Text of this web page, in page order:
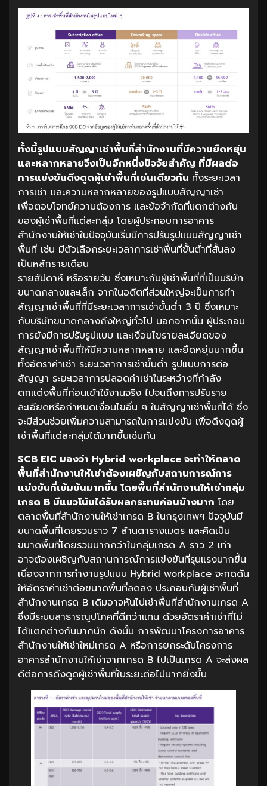
ทั้งนี้รูปแบบสัญญาเช่าพื้นที่สำนักงานที่มีความยืดหยุ่น
และหลากหลายจึงเป็นอีกหนึ่งปัจจัยสำคัญ ที่มีผลต่อ
การแข่งขันดึงดูดผู้เช่าพื้นที่เช่นเดียวกัน ทั้งระยะเวลา
การเช่า และความหลากหลายของรูปแบบสัญญาเช่า
เพื่อตอบโจทย์ความต้องการ และข้อจำกัดที่แตกต่างกัน
ของผู้เช่าพื้นที่แต่ละกลุ่ม โดยผู้ประกอบการอาคาร
สำนักงานให้เช่าในปัจจุบันเริ่มมีการปรับรูปแบบสัญญาเช่า
พื้นที่ เช่น มีตัวเลือกระยะเวลาการเช่าพื้นที่ขั้นต่ำที่สั้นลง
เป็นหลักรายเดือน
รายสัปดาห์ หรือรายวัน ซึ่งเหมาะกับผู้เช่าพื้นที่ที่เป็นบริษัท
ขนาดกลางและเล็ก จากในอดีตที่ส่วนใหญ่จะเป็นการทำ
สัญญาเช่าพื้นที่ที่มีระยะเวลาการเช่าขั้นต่ำ 3 ปี ซึ่งเหมาะ
กับบริษัทขนาดกลางถึงใหญ่ทั่วไป นอกจากนั้น ผู้ประกอบ
การยังมีการปรับรูปแบบ และเงื่อนไขรายละเอียดของ
สัญญาเช่าพื้นที่ให้มีความหลากหลาย และยืดหยุ่นมากขึ้น
ทั้งอัตราค่าเช่า ระยะเวลาการเช่าขั้นต่ำ รูปแบบการต่อ
สัญญา ระยะเวลาการปลอดค่าเช่าในระหว่างที่กำลัง
ตกแต่งพื้นที่ก่อนเข้าใช้งานจริง ไปจนถึงการปรับราย
ละเอียดหรือกำหนดเงื่อนไขอื่น ๆ ในสัญญาเช่าพื้นที่ได้ ซึ่ง
จะมีส่วนช่วยเพิ่มความสามารถในการแข่งขัน เพื่อดึงดูดผู้
เช่าพื้นที่แต่ละกลุ่มได้มากขึ้นเช่นกัน
SCB EIC มองว่า Hybrid workplace จะทำให้ตลาด
พื้นที่สำนักงานให้เช่าต้องเผชิญกับสถานการณ์การ
แข่งขันที่เข้มข้นมากขึ้น โดยพื้นที่สำนักงานให้เช่ากลุ่ม
เกรด B มีแนวโน้มได้รับผลกระทบค่อนข้างมาก โดย
ตลาดพื้นที่สำนักงานให้เช่าเกรด B ในกรุงเทพฯ ปัจจุบันมี
ขนาดพื้นที่โดยรวมราว 7 ล้านตารางเมตร และคิดเป็น
ขนาดพื้นที่โดยรวมมากกว่าในกลุ่มเกรด A ราว 2 เท่า
อาจต้องเผชิญกับสถานการณ์การแข่งขันที่รุนแรงมากขึ้น
เนื่องจากการทำงานรูปแบบ Hybrid workplace จะกดดัน
ให้อัตราค่าเช่าต่อขนาดพื้นที่ลดลง ประกอบกับผู้เช่าพื้นที่
สำนักงานเกรด B เดิมอาจหันไปเช่าพื้นที่สำนักงานเกรด A
ซึ่งมีระบบสาธารณูปโภคที่ดีกว่าแทน ด้วยอัตราค่าเช่าที่ไม่
ได้แตกต่างกันมากนัก ดังนั้น การพัฒนาโครงการอาคาร
สำนักงานให้เช่าใหม่เกรด A หรือการยกระดับโครงการ
อาคารสำนักงานให้เช่าจากเกรด B ไปเป็นเกรด A จะส่งผล
ดีต่อการดึงดูดผู้เช่าพื้นที่ในระยะต่อไปมากยิ่งขึ้น